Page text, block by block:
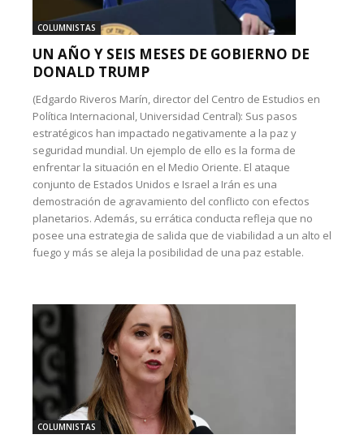
COLUMNISTAS
UN AÑO Y SEIS MESES DE GOBIERNO DE
DONALD TRUMP
(Edgardo Riveros Marín, director del Centro de Estudios en
Política Internacional, Universidad Central): Sus pasos
estratégicos han impactado negativamente a la paz y
seguridad mundial. Un ejemplo de ello es la forma de
enfrentar la situación en el Medio Oriente. El ataque
conjunto de Estados Unidos e Israel a Irán es una
demostración de agravamiento del conflicto con efectos
planetarios. Además, su errática conducta refleja que no
posee una estrategia de salida que de viabilidad a un alto el
fuego y más se aleja la posibilidad de una paz estable.
COLUMNISTAS